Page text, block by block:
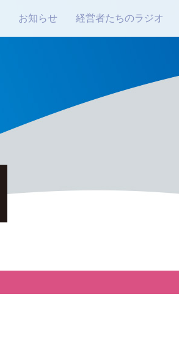
お知らせ 経営者たちのラジオ